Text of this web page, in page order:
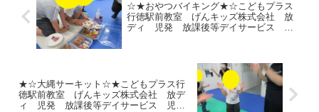
☆★おやつバイキング★☆こどもプラス
行徳駅前教室 げんキッズ株式会社 放
ディ 児発 放課後等デイサービス 児
春江町 体幹 ダウン症 ADHD
★☆大縄サーキット☆★こどもプラス行
徳駅前教室 げんキッズ株式会社 放デ
ィ 児発 放課後等デイサービス 児童